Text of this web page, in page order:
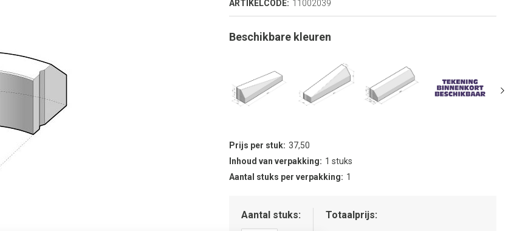
ARTIKELCODE: 11002039
Beschikbare kleuren
Prijs per stuk 37,50
Inhoud van verpakking
1 stuks
Aantal stuks per verpakking
1
Aantal stuks Totaalprijs